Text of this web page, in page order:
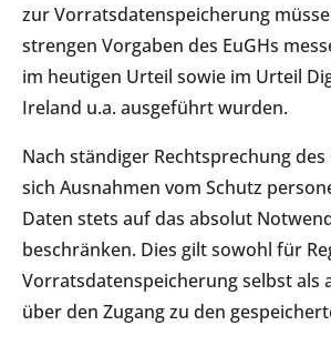
zur Vorratsdatenspeicherung
strengen Vorgaben des EuGHs
im heutigen Urteil sowie im Urteil
Ireland u.a. ausgeführt wurden.
Nach ständiger Rechtsprechung des
sich Ausnahmen vom Schutz
Daten stets auf das absolut
beschränken. Dies gilt sowohl für
Vorratsdatenspeicherung selbst als
über den Zugang zu den